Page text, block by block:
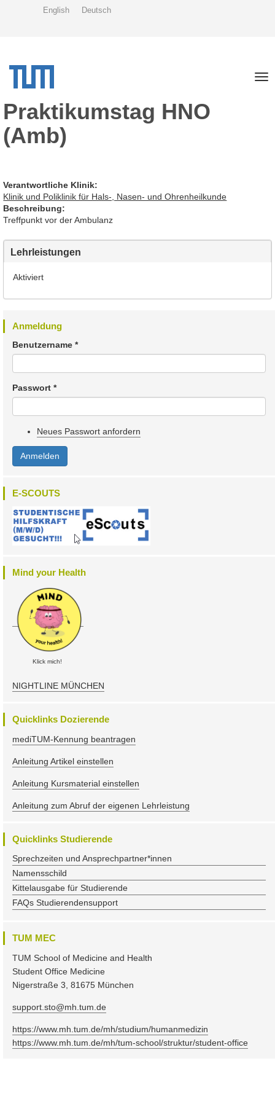
English Deutsch
Praktikumstag HNO
(Amb)
Verantwortliche Klinik:
Klinik und Poliklinik für Hals-, Nasen- und Ohrenheilkunde
Beschreibung:
Treffpunkt vor der Ambulanz
Lehrleistungen
Aktiviert
Anmeldung
Benutzername*
Passwort*
Neues Passwort anfordern
Anmelden
E-SCOUTS
Mind your Health
Klick mich!
NIGHTLINE MÜNCHEN
Quicklinks Dozierende
mediTUM-Kennung beantragen
Anleitung Artikel einstellen
Anleitung Kursmaterial einstellen
Anleitung zum Abruf der eigenen Lehrleistung
Quicklinks Studierende
Sprechzeiten und Ansprechpartner*innen
Namensschild
Kittelausgabe für Studierende
FAQs Studierendensupport
TUM MEC
TUM School of Medicine and Health
Student Office Medicine
Nigerstraße 3, 81675 München
support.sto@mh.tum.de
https://www.mh.tum.de/mh/studium/humanmedizin
https://www.mh.tum.de/mh/tum-school/struktur/student-office